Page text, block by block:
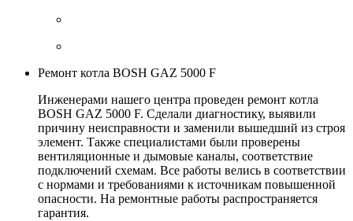
Ремонт котла BOSH GAZ 5000 F
Инженерами нашего центра проведен ремонт котла
BOSH GAZ 5000 F. Сделали диагностику, выявили
причину неисправности и заменили вышедший из строя
элемент. Также специалистами были проверены
вентиляционные и дымовые каналы, соответствие
подключений схемам. Все работы велись в соответствии
с нормами и требованиями к источникам повышенной
опасности. На ремонтные работы распространяется
гарантия.